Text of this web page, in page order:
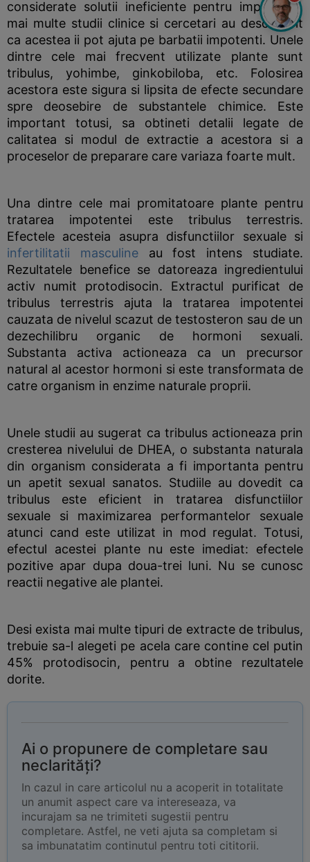
considerate solutii ineficiente pentru impotenta,
mai multe studii clinice si cercetari au descoperit
ca acestea ii pot ajuta pe barbatii impotenti. Unele
dintre cele mai frecvent utilizate plante sunt
tribulus, yohimbe, ginkobiloba, etc. Folosirea
acestora este sigura si lipsita de efecte secundare
spre deosebire de substantele chimice. Este
important totusi, sa obtineti detalii legate de
calitatea si modul de extractie a acestora si a
proceselor de preparare care variaza foarte mult.
Una dintre cele mai promitatoare plante pentru
tratarea impotentei este tribulus terrestris.
Efectele acesteia asupra disfunctiilor sexuale si
infertilitatii masculineau fost intens studiate.
Rezultatele benefice se datoreaza ingredientului
activ numit protodisocin. Extractul purificat de
tribulus terrestris ajuta la tratarea impotentei
cauzata de nivelul scazut de testosteron sau de un
dezechilibru organic de hormoni sexuali.
Substanta activa actioneaza ca un precursor
natural al acestor hormoni si este transformata de
catre organism in enzime naturale proprii.
Unele studii au sugerat ca tribulus actioneaza prin
cresterea nivelului de DHEA, o substanta naturala
din organism considerata a fi importanta pentru
un apetit sexual sanatos. Studiile au dovedit ca
tribulus este eficient in tratarea disfunctiilor
sexuale si maximizarea performantelor sexuale
atunci cand este utilizat in mod regulat. Totusi,
efectul acestei plante nu este imediat: efectele
pozitive apar dupa doua-trei luni. Nu se cunosc
reactii negative ale plantei.
Desi exista mai multe tipuri de extracte de tribulus,
trebuie sa-l alegeti pe acela care contine cel putin
45% protodisocin, pentru a obtine rezultatele
dorite.
Ai o propunere de completare sau
neclarități?
In cazul in care articolul nu a acoperit in totalitate
un anumit aspect care va intereseaza, va
incurajam sa ne trimiteti sugestii pentru
completare. Astfel, ne veti ajuta sa completam si
sa imbunatatim continutul pentru toti cititorii.